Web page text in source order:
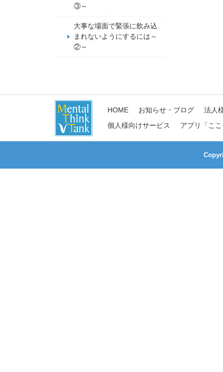
③～
大事な場面で緊張に飲み込
まれないようにするには～
②～
HOME お知らせ・ブログ
法人
個人様向けサービス
アプリ「こ